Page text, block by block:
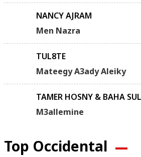
NANCY AJRAM
Men Nazra
TUL8TE
Mateegy A3ady Aleiky
TAMER HOSNY & BAHA
M3allemine
Top Occidental